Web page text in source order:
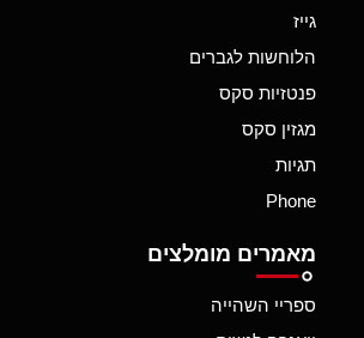
גייז
הלוחשות לגברים
פנטזיות סקס
מגזין סקס
תגיות
Phone
מאמרים מומלצים
ספריי השהייה